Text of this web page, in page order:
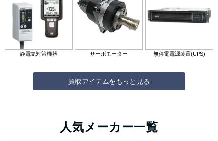
静電気対策機器 サーボモーター 無停電電源装置(UPS)
買取アイテムをもっと見る
人気メーカー一覧